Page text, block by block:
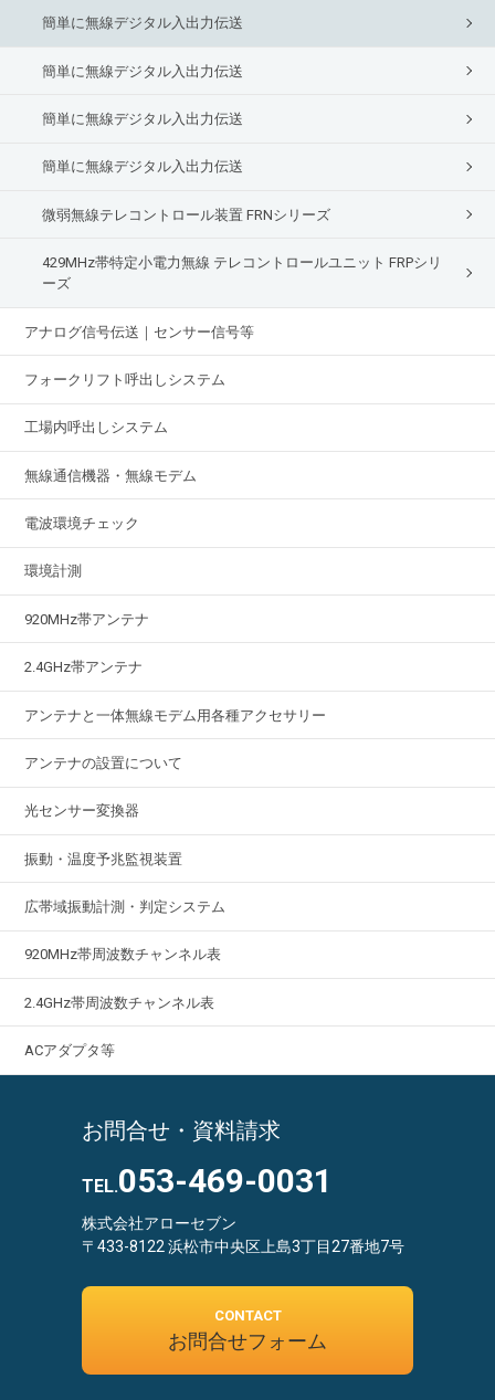
簡単に無線デジタル入出力伝送
簡単に無線デジタル入出力伝送
簡単に無線デジタル入出力伝送
簡単に無線デジタル入出力伝送
微弱無線テレコントロール装置 FRNシリーズ
429MHz帯特定小電力無線 テレコントロールユニット FRPシリ
ーズ
アナログ信号伝送｜センサー信号等
フォークリフト呼出しシステム
工場内呼出しシステム
無線通信機器・無線モデム
電波環境チェック
環境計測
920MHz帯アンテナ
2.4GHz帯アンテナ
アンテナと一体無線モデム用各種アクセサリー
アンテナの設置について
光センサー変換器
振動・温度予兆監視装置
広帯域振動計測・判定システム
920MHz帯周波数チャンネル表
2.4GHz帯周波数チャンネル表
ACアダプタ等
お問合せ・資料請求
TEL.053-469-0031
株式会社アローセブン
〒433-8122 浜松市中央区上島3丁目27番地7号
CONTACT
お問合せフォーム